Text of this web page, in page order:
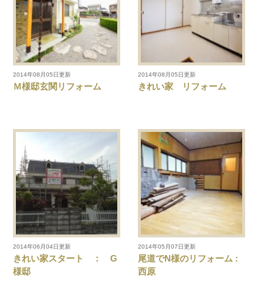
2014年08月05日更新
Ｍ様邸玄関リフォーム
2014年08月05日更新
きれい家 リフォーム
2014年06月04日更新
きれい家スタート ： G
様邸
2014年05月07日更新
尾道でN様のリフォーム :
西原